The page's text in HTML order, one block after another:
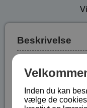
Beskrivelse
bevægelser ned
Lena Cascade
kugler samt en
Inden du kan
vælge de